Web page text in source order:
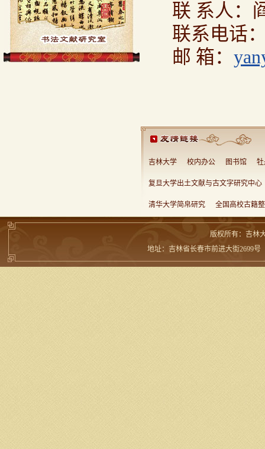
联 系人：
联系电话
邮 箱：
吉林大学 校内办公 图书馆
复旦大学出土文献与古文字研究中心
清华大学简帛研究 全国高校古籍
版权所有：吉林
地址：吉林省长春市前进大街2699号